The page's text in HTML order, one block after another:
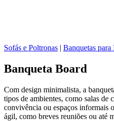
Sofás e Poltronas | Banquetas
Banqueta Board
Com design minimalista, a
tipos de ambientes, como salas de
convivência ou espaços informais
ágil, como breves reuniões ou até